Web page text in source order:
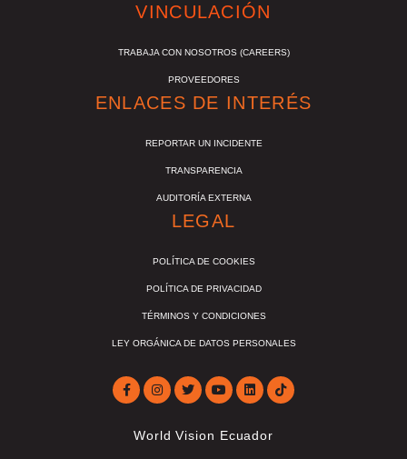
VINCULACIÓN
TRABAJA CON NOSOTROS (CAREERS)
PROVEEDORES
ENLACES DE INTERÉS
REPORTAR UN INCIDENTE
TRANSPARENCIA
AUDITORÍA EXTERNA
LEGAL
POLÍTICA DE COOKIES
POLÍTICA DE PRIVACIDAD
TÉRMINOS Y CONDICIONES
LEY ORGÁNICA DE DATOS PERSONALES
World Vision Ecuador